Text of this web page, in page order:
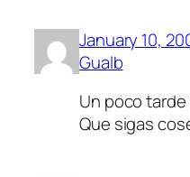
January 10,
Gualb
Un poco
Que sigas